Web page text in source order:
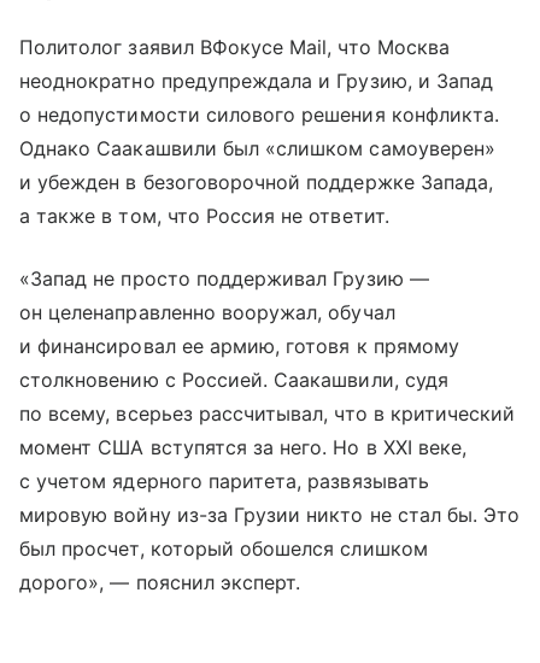
Политолог заявил ВФокусе Mail, что Москва
неоднократно предупреждала и Грузию, и Запад
о недопустимости силового решения конфликта.
Однако Саакашвили был «слишком самоуверен»
и убежден в безоговорочной поддержке Запада,
а также в том, что Россия не ответит.
«Запад не просто поддерживал Грузию —
он целенаправленно вооружал, обучал
и финансировал ее армию, готовя к прямому
столкновению с Россией. Саакашвили, судя
по всему, всерьез рассчитывал, что в критический
момент США вступятся за него. Но в XXI веке,
с учетом ядерного паритета, развязывать
мировую войну из-за Грузии никто не стал бы. Это
был просчет, который обошелся слишком
дорого», — пояснил эксперт.